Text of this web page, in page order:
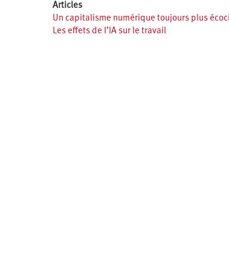
Articles
Un capitalisme numérique toujours plus
Les effets de l’IA sur le travail